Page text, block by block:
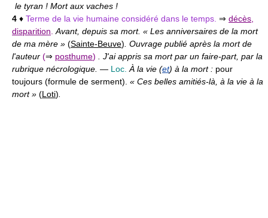
le tyran ! Mort aux vaches !
4 ♦ Terme de la vie humaine considéré dans le temps. ⇒ décès
disparition Avant, depuis sa mort. « Les anniversaires de la mort
de ma mère » (Sainte-Beuve) . Ouvrage publié après la mort de
l'auteur (⇒ posthume) . J'ai appris sa mort par un faire-part, par la
rubrique nécrologique. — Loc. À la vie (et) à la mort : pour
toujours (formule de serment). « Ces belles amitiés-là, à la vie à la
mort » (Loti)